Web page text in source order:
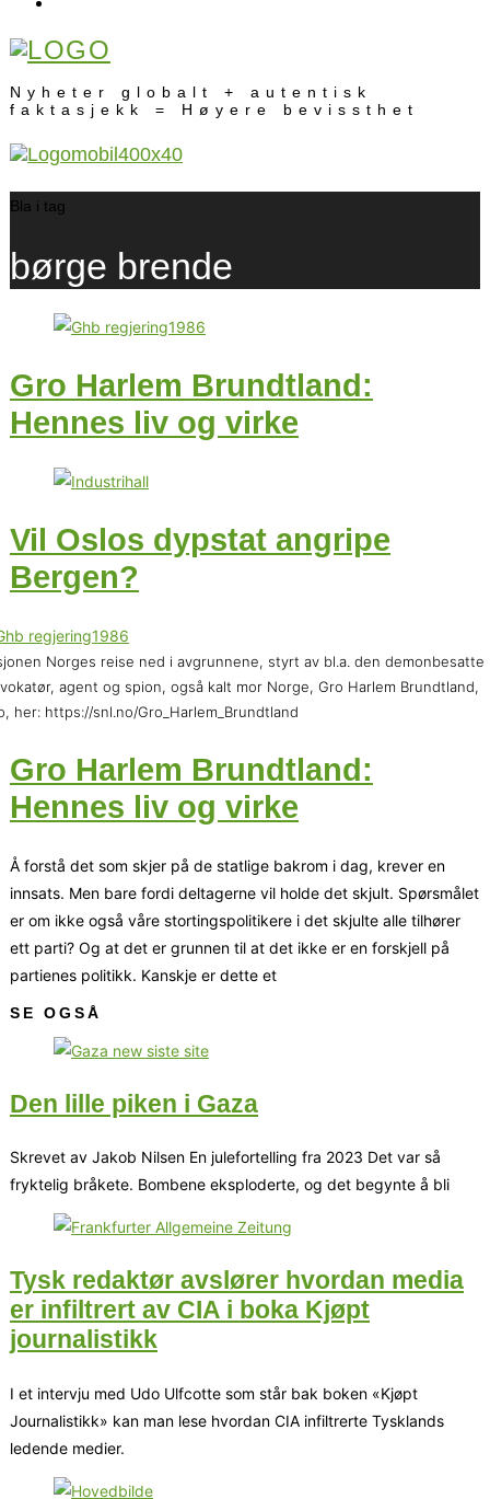
Nyheter globalt + autentisk
faktasjekk = Høyere bevissthet
Bla i tag
børge brende
Gro Harlem Brundtland:
Hennes liv og virke
Vil Oslos dypstat angripe
Bergen?
Norges reise ned i avgrunnene, styrt av bl.a. den demonbesatte
agent og spion, også kalt mor Norge, Gro Harlem Brundtland,
her: https://snl.no/Gro_Harlem_Brundtland
Gro Harlem Brundtland:
Hennes liv og virke
Å forstå det som skjer på de statlige bakrom i dag, krever en
innsats. Men bare fordi deltagerne vil holde det skjult. Spørsmålet
er om ikke også våre stortingspolitikere i det skjulte alle tilhører
ett parti? Og at det er grunnen til at det ikke er en forskjell på
partienes politikk. Kanskje er dette et
SE OGSÅ
Den lille piken i Gaza
Skrevet av Jakob Nilsen En julefortelling fra 2023 Det var så
fryktelig bråkete. Bombene eksploderte, og det begynte å bli
Tysk redaktør avslører hvordan media
er infiltrert av CIA i boka Kjøpt
journalistikk
I et intervju med Udo Ulfcotte som står bak boken «Kjøpt
Journalistikk» kan man lese hvordan CIA infiltrerte Tysklands
ledende medier.